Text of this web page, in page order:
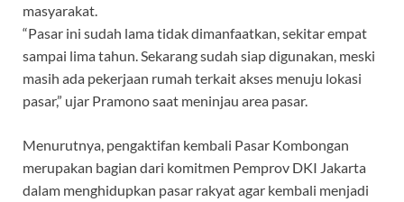
masyarakat.
“Pasar ini sudah lama tidak dimanfaatkan, sekitar empat
sampai lima tahun. Sekarang sudah siap digunakan, meski
masih ada pekerjaan rumah terkait akses menuju lokasi
pasar,” ujar Pramono saat meninjau area pasar.
Menurutnya, pengaktifan kembali Pasar Kombongan
merupakan bagian dari komitmen Pemprov DKI Jakarta
dalam menghidupkan pasar rakyat agar kembali menjadi